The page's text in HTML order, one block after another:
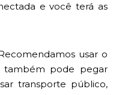
e você terá as
usar o
também pode pegar
transporte público,